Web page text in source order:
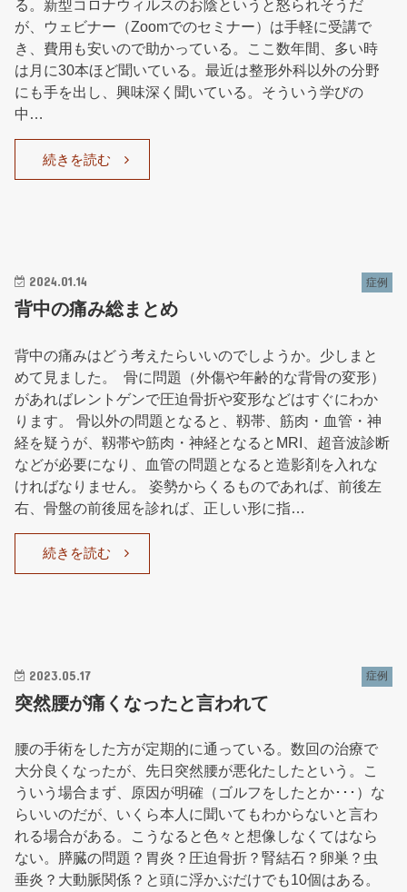
る。新型コロナウィルスのお陰というと怒られそうだ
が、ウェビナー（Zoomでのセミナー）は手軽に受講で
き、費用も安いので助かっている。ここ数年間、多い時
は月に30本ほど聞いている。最近は整形外科以外の分野
にも手を出し、興味深く聞いている。そういう学びの
中…
続きを読む
2024.01.14 症例
背中の痛み総まとめ
背中の痛みはどう考えたらいいのでしようか。少しまと
めて見ました。 骨に問題（外傷や年齢的な背骨の変形）
があればレントゲンで圧迫骨折や変形などはすぐにわか
ります。 骨以外の問題となると、靱帯、筋肉・血管・神
経を疑うが、靱帯や筋肉・神経となるとMRI、超音波診断
などが必要になり、血管の問題となると造影剤を入れな
ければなりません。 姿勢からくるものであれば、前後左
右、骨盤の前後屈を診れば、正しい形に指…
続きを読む
2023.05.17 症例
突然腰が痛くなったと言われて
腰の手術をした方が定期的に通っている。数回の治療で
大分良くなったが、先日突然腰が悪化たしたという。こ
ういう場合まず、原因が明確（ゴルフをしたとか･･･）な
らいいのだが、いくら本人に聞いてもわからないと言わ
れる場合がある。こうなると色々と想像しなくてはなら
ない。膵臓の問題？胃炎？圧迫骨折？腎結石？卵巣？虫
垂炎？大動脈関係？と頭に浮かぶだけでも10個はある。